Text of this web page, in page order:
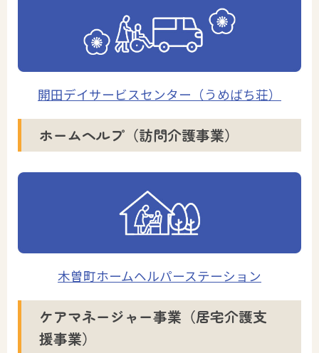
開田デイサービスセンター（うめばち荘）
ホームヘルプ（訪問介護事業）
木曽町ホームヘルパーステーション
ケアマネージャー事業（居宅介護支
援事業）